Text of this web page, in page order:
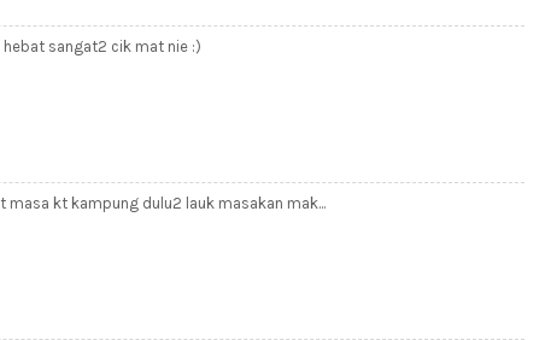
sangat2 cik mat nie :)
masa kt kampung dulu2 lauk masakan mak...